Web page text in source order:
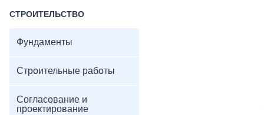
СТРОИТЕЛЬСТВО
Фундаменты
Строительные работы
Согласование и
проектирование